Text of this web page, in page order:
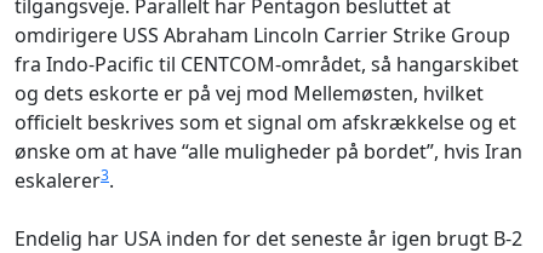
tilgangsveje. Parallelt har Pentagon besluttet at
omdirigere USS Abraham Lincoln Carrier Strike Group
fra Indo‑Pacific til CENTCOM‑området, så hangarskibet
og dets eskorte er på vej mod Mellemøsten, hvilket
officielt beskrives som et signal om afskrækkelse og et
ønske om at have “alle muligheder på bordet”, hvis Iran
eskalerer3.
Endelig har USA inden for det seneste år igen brugt B‑2